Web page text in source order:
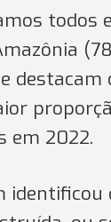
todos
destacam
em 2022.
identificou